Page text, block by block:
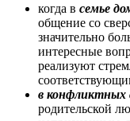
когда в семье
общение со
значительно
интересные
реализуют
в конфликтных
родительской